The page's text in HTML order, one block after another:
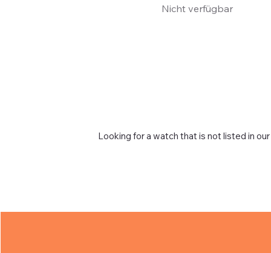
Looking for a watch that is not listed in
Nicht verfügbar